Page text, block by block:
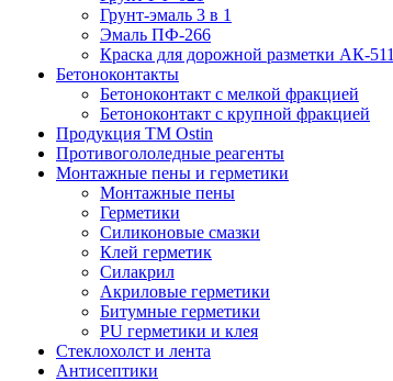
Грунт-эмаль 3 в 1
Эмаль ПФ-266
Краска для дорожной разметки АК-511
Бетоноконтакты
Бетоноконтакт с мелкой фракцией
Бетоноконтакт с крупной фракцией
Продукция ТМ Ostin
Противогололедные реагенты
Монтажные пены и герметики
Монтажные пены
Герметики
Силиконовые смазки
Клей герметик
Силакрил
Акриловые герметики
Битумные герметики
PU герметики и клея
Стеклохолст и лента
Антисептики